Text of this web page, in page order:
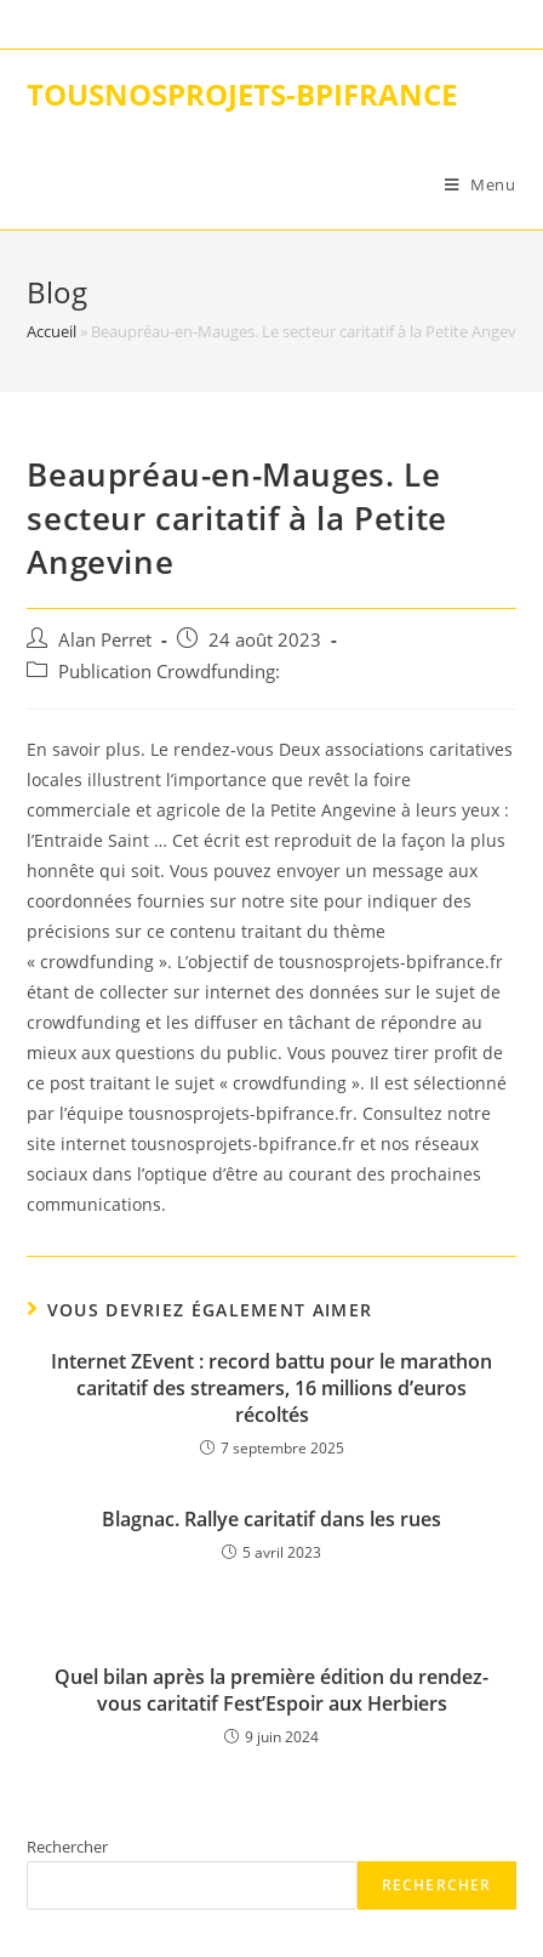
to
TOUSNOSPROJETS-BPIFRANCE
Menu
Blog
Accueil » Beaupréau-en-Mauges. Le secteur caritatif à la Petite Angevine
Beaupréau-en-Mauges. Le
secteur caritatif à la Petite
Angevine
Auteur/autrice
de
Alan Perret
Post
published:
24 août 2023
PostPublication Crowdfunding:
En savoir plus. Le rendez-vous Deux associations caritatives
locales illustrent l’importance que revêt la foire
commerciale et agricole de la Petite Angevine à leurs yeux :
l’Entraide Saint … Cet écrit est reproduit de la façon la plus
honnête qui soit. Vous pouvez envoyer un message aux
coordonnées fournies sur notre site pour indiquer des
précisions sur ce contenu traitant du thème
« crowdfunding ». L’objectif de tousnosprojets-bpifrance.fr
étant de collecter sur internet des données sur le sujet de
crowdfunding et les diffuser en tâchant de répondre au
mieux aux questions du public. Vous pouvez tirer profit de
ce post traitant le sujet « crowdfunding ». Il est sélectionné
par l’équipe tousnosprojets-bpifrance.fr. Consultez notre
site internet tousnosprojets-bpifrance.fr et nos réseaux
sociaux dans l’optique d’être au courant des prochaines
communications.
VOUS DEVRIEZ ÉGALEMENT AIMER
Internet ZEvent : record battu pour le marathon
caritatif des streamers, 16 millions d’euros
récoltés
7 septembre 2025
Blagnac. Rallye caritatif dans les rues
5 avril 2023
Quel bilan après la première édition du rendez-
vous caritatif Fest’Espoir aux Herbiers
9 juin 2024
Rechercher
RECHERCHER